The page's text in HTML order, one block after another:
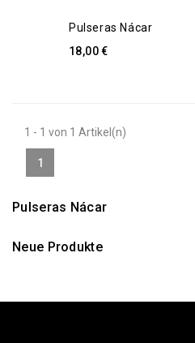
Pulseras Nácar
18,00 €
1 - 1 von 1 Artikel(n)
1
Pulseras Nácar
Neue Produkte